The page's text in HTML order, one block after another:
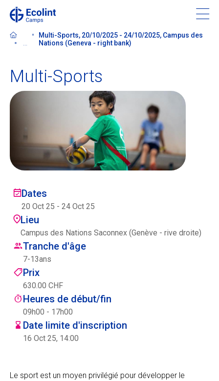
content
À propos de nos camps
Trouver un camp
Ecolint Camps
Centre des arts
Institute
Contact
Panier
Multi-Sports, 20/10/2025 - 24/10/2025, Campus des
Nations (Geneva - right bank)
Multi-Sports
Dates
20 Oct 25 - 24 Oct 25
Lieu
Campus des Nations Saconnex (Genève - rive droite)
Tranche d'âge
7-13ans
Prix
630.00 CHF
Heures de début/fin
09h00 - 17h00
Date limite d'inscription
16 Oct 25, 14:00
Le sport est un moyen privilégié pour développer le